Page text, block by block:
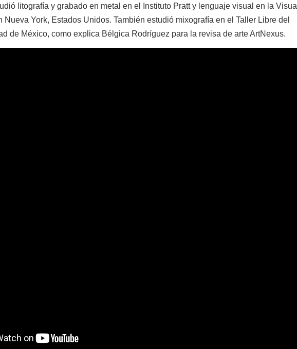
litografía y grabado en metal en el Instituto Pratt y lenguaje visual en la Visual
Nueva York, Estados Unidos. También estudió mixografía en el Taller Libre del
de México, como explica Bélgica Rodríguez para la revisa de arte ArtNexus.